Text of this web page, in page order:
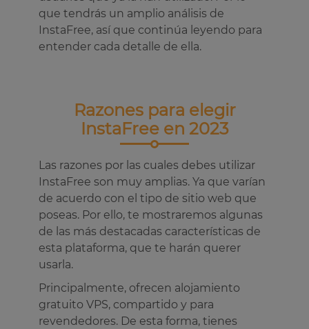
que tendrás un amplio análisis de
InstaFree, así que continúa leyendo para
entender cada detalle de ella.
Razones para elegir
InstaFree en 2023
Las razones por las cuales debes utilizar
InstaFree son muy amplias. Ya que varían
de acuerdo con el tipo de sitio web que
poseas. Por ello, te mostraremos algunas
de las más destacadas características de
esta plataforma, que te harán querer
usarla.
Principalmente, ofrecen alojamiento
gratuito VPS, compartido y para
revendedores. De esta forma, tienes